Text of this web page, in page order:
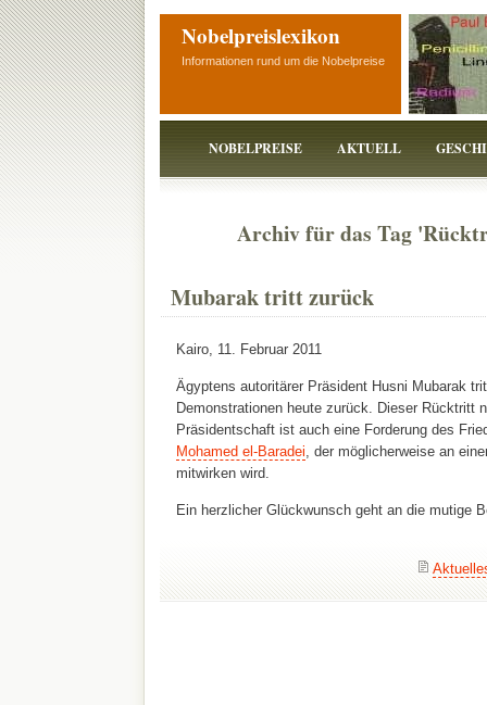
Nobelpreislexikon
Informationen rund um die Nobelpreise
NOBELPREISE AKTUELL
Archiv für das Tag
Mubarak tritt zurück
Kairo, 11. Februar 2011
Ägyptens autoritärer Präsident Husni Mubarak
Demonstrationen heute zurück. Dieser Rücktritt
Präsidentschaft ist auch eine Forderung des
Mohamed el-Baradei , der möglicherweise an
mitwirken wird.
Ein herzlicher Glückwunsch geht an die mutige